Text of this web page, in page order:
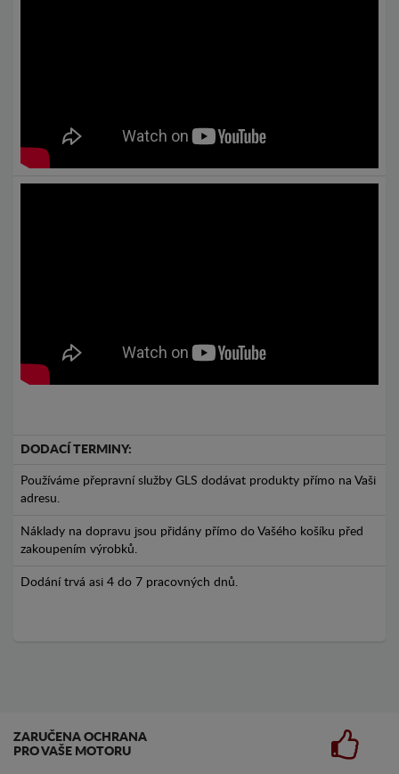
DODACÍ TERMINY:
Používáme přepravní služby GLS dodávat produkty přímo na Vaši
adresu.
Náklady na dopravu jsou přidány přímo do Vašého košíku před
zakoupením výrobků.
Dodání trvá asi 4 do 7 pracovných dnů.
ZARUČENA OCHRANA
PRO VAŠE MOTORU